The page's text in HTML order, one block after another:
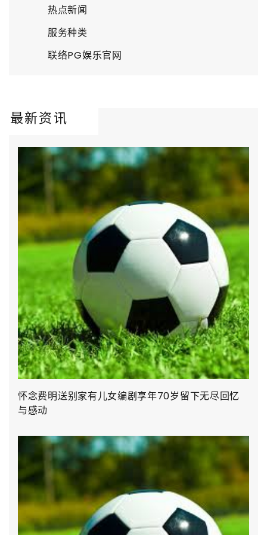
热点新闻
服务种类
联络PG娱乐官网
最新资讯
怀念费明送别家有儿女编剧享年70岁留下无尽回忆
与感动